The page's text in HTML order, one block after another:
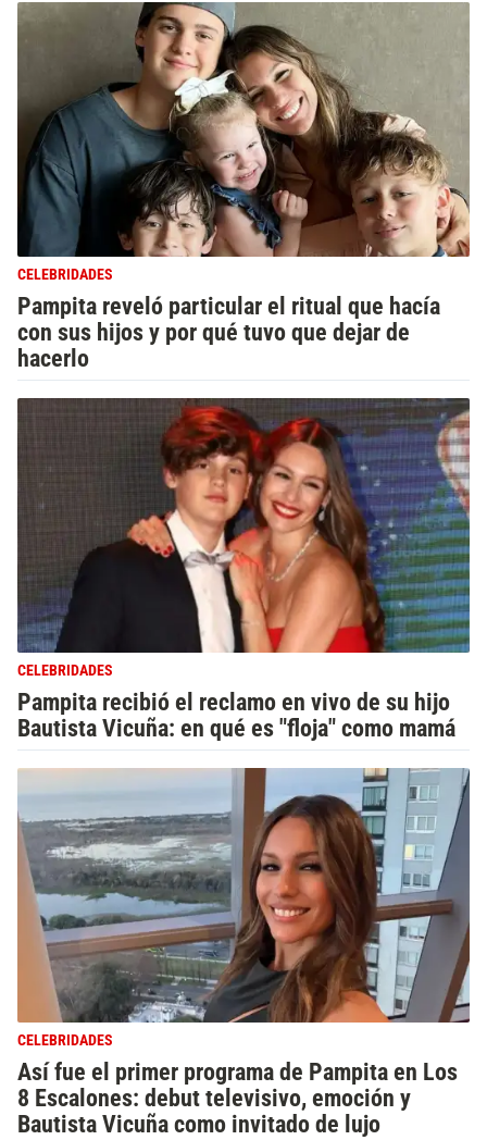
CELEBRIDADES
Pampita reveló particular el ritual que hacía
con sus hijos y por qué tuvo que dejar de
hacerlo
CELEBRIDADES
Pampita recibió el reclamo en vivo de su hijo
Bautista Vicuña: en qué es "floja" como mamá
CELEBRIDADES
Así fue el primer programa de Pampita en Los
8 Escalones: debut televisivo, emoción y
Bautista Vicuña como invitado de lujo